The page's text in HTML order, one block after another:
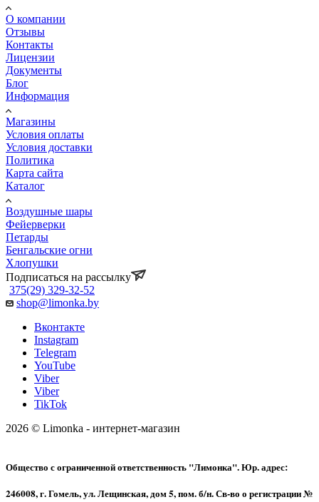
О компании
Отзывы
Контакты
Лицензии
Документы
Блог
Информация
Магазины
Условия оплаты
Условия доставки
Политика
Карта сайта
Каталог
Воздушные шары
Фейерверки
Петарды
Бенгальские огни
Хлопушки
Подписаться на рассылку
375(29) 329-32-52
shop@limonka.by
Вконтакте
Instagram
Telegram
YouTube
Viber
Viber
TikTok
2026 © Limonka - интернет-магазин
Общество с ограниченной ответственность "Лимонка". Юр. адрес:
246008, г. Гомель, ул. Лещинская, дом 5, пом. б/н. Св-во о регистрации №